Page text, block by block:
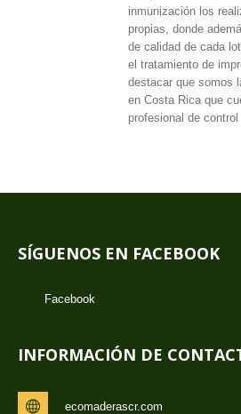
inmunización los
propias, donde
de calidad de cada
el tratamiento de
destacar que somos
en Costa Rica que
profesional de
SÍGUENOS EN FACEBOOK
Facebook
INFORMACIÓN DE
ecomaderascr.com